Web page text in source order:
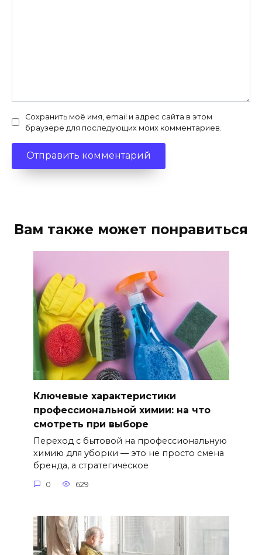
Сохранить моё имя, email и адрес сайта в этом
браузере для последующих моих комментариев.
Вам также может понравиться
Ключевые характеристики
профессиональной химии: на что
смотреть при выборе
Переход с бытовой на профессиональную
химию для уборки — это не просто смена
бренда, а стратегическое
0 629